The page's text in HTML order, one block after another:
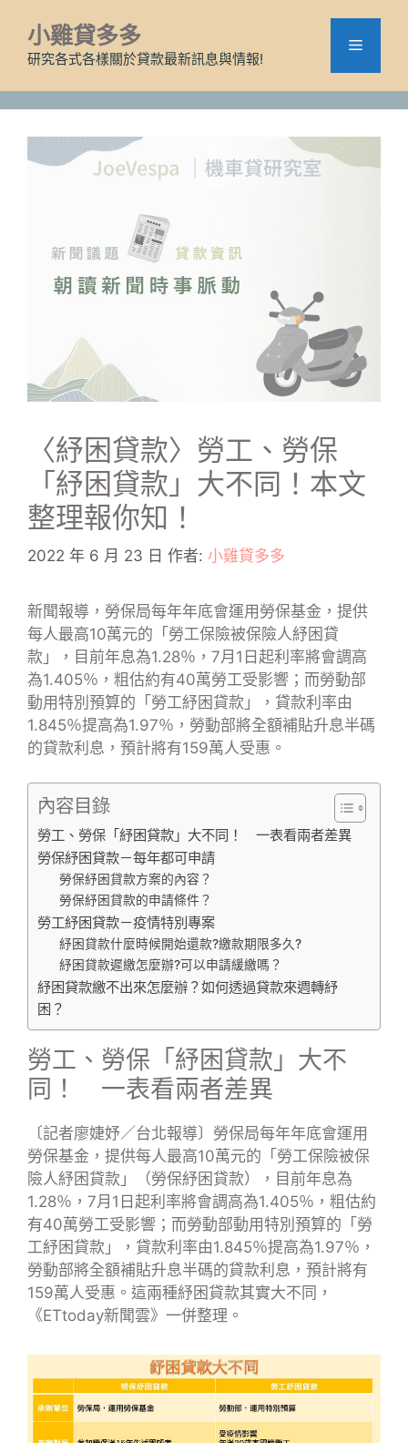
小雞貸多多
研究各式各樣關於貸款最新訊息與情報!
選
〈紓困貸款〉勞工、勞保
「紓困貸款」大不同！本文
整理報你知！
2022 年 6 月 23 日 作者: 小雞貸多多
新聞報導，勞保局每年年底會運用勞保基金，提供
每人最高10萬元的「勞工保險被保險人紓困貸
款」，目前年息為1.28％，7月1日起利率將會調高
為1.405％，粗估約有40萬勞工受影響；而勞動部
動用特別預算的「勞工紓困貸款」，貸款利率由
1.845％提高為1.97％，勞動部將全額補貼升息半碼
的貸款利息，預計將有159萬人受惠。
內容目錄
勞工、勞保「紓困貸款」大不同！ 一表看兩者差異
勞保紓困貸款－每年都可申請
勞保紓困貸款方案的內容？
勞保紓困貸款的申請條件？
勞工紓困貸款－疫情特別專案
紓困貸款什麼時候開始還款?繳款期限多久?
紓困貸款遲繳怎麼辦?可以申請緩繳嗎？
紓困貸款繳不出來怎麼辦？如何透過貸款來週轉紓
困？
勞工、勞保「紓困貸款」大不
同！ 一表看兩者差異
〔記者廖婕妤／台北報導〕勞保局每年年底會運用
勞保基金，提供每人最高10萬元的「勞工保險被保
險人紓困貸款」（勞保紓困貸款），目前年息為
1.28％，7月1日起利率將會調高為1.405％，粗估約
有40萬勞工受影響；而勞動部動用特別預算的「勞
工紓困貸款」，貸款利率由1.845％提高為1.97％，
勞動部將全額補貼升息半碼的貸款利息，預計將有
159萬人受惠。這兩種紓困貸款其實大不同，
《ETtoday新聞雲》一併整理。